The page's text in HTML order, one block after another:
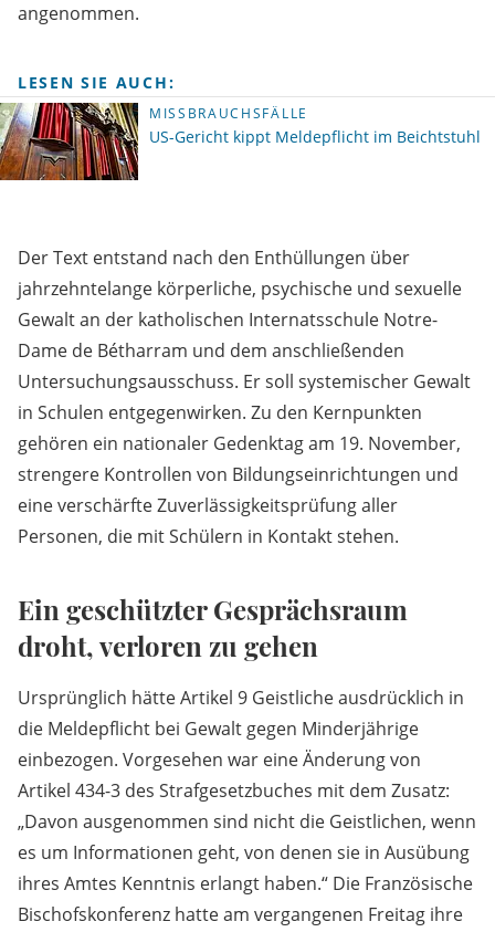
angenommen.
LESEN SIE AUCH:
MISSBRAUCHSFÄLLE
US-Gericht kippt Meldepflicht im Beichtstuhl
Der Text entstand nach den Enthüllungen über
jahrzehntelange körperliche, psychische und sexuelle
Gewalt an der katholischen Internatsschule Notre-
Dame de Bétharram und dem anschließenden
Untersuchungsausschuss. Er soll systemischer Gewalt
in Schulen entgegenwirken. Zu den Kernpunkten
gehören ein nationaler Gedenktag am 19. November,
strengere Kontrollen von Bildungseinrichtungen und
eine verschärfte Zuverlässigkeitsprüfung aller
Personen, die mit Schülern in Kontakt stehen.
Ein geschützter Gesprächsraum
droht, verloren zu gehen
Ursprünglich hätte Artikel 9 Geistliche ausdrücklich in
die Meldepflicht bei Gewalt gegen Minderjährige
einbezogen. Vorgesehen war eine Änderung von
Artikel 434-3 des Strafgesetzbuches mit dem Zusatz:
„Davon ausgenommen sind nicht die Geistlichen, wenn
es um Informationen geht, von denen sie in Ausübung
ihres Amtes Kenntnis erlangt haben.“ Die Französische
Bischofskonferenz hatte am vergangenen Freitag ihre